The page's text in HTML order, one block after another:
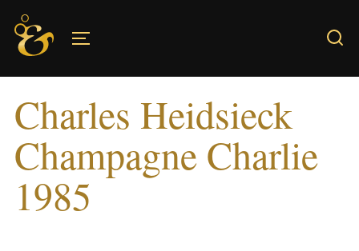
Skip
content
Charles Heidsieck
Champagne Charlie
1985